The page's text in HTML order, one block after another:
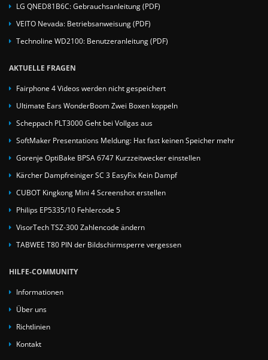
LG QNED81B6C: Gebrauchsanleitung (PDF)
VEITO Nevada: Betriebsanweisung (PDF)
Technoline WD2100: Benutzeranleitung (PDF)
AKTUELLE FRAGEN
Fairphone 4 Videos werden nicht gespeichert
Ultimate Ears WonderBoom Zwei Boxen koppeln
Scheppach PLT3000 Geht bei Vollgas aus
SoftMaker Presentations Meldung: Hat fast keinen Speicher mehr
Gorenje OptiBake BPSA 6747 Kurzzeitwecker einstellen
Kärcher Dampfreiniger SC 3 EasyFix Kein Dampf
CUBOT Kingkong Mini 4 Screenshot erstellen
Philips EP5335/10 Fehlercode 5
VisorTech TSZ-300 Zahlencode ändern
TABWEE T80 PIN der Bildschirmsperre vergessen
HILFE-COMMUNITY
Informationen
Über uns
Richtlinien
Kontakt